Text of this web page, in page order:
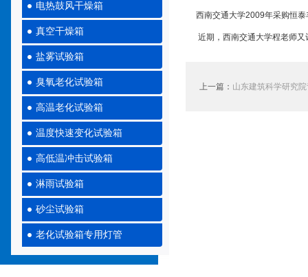
电热鼓风干燥箱
真空干燥箱
盐雾试验箱
臭氧老化试验箱
高温老化试验箱
温度快速变化试验箱
高低温冲击试验箱
淋雨试验箱
砂尘试验箱
老化试验箱专用灯管
西南交通大学2009年采购恒泰
近期，西南交通大学程老师又
上一篇： 山东建筑科学研究